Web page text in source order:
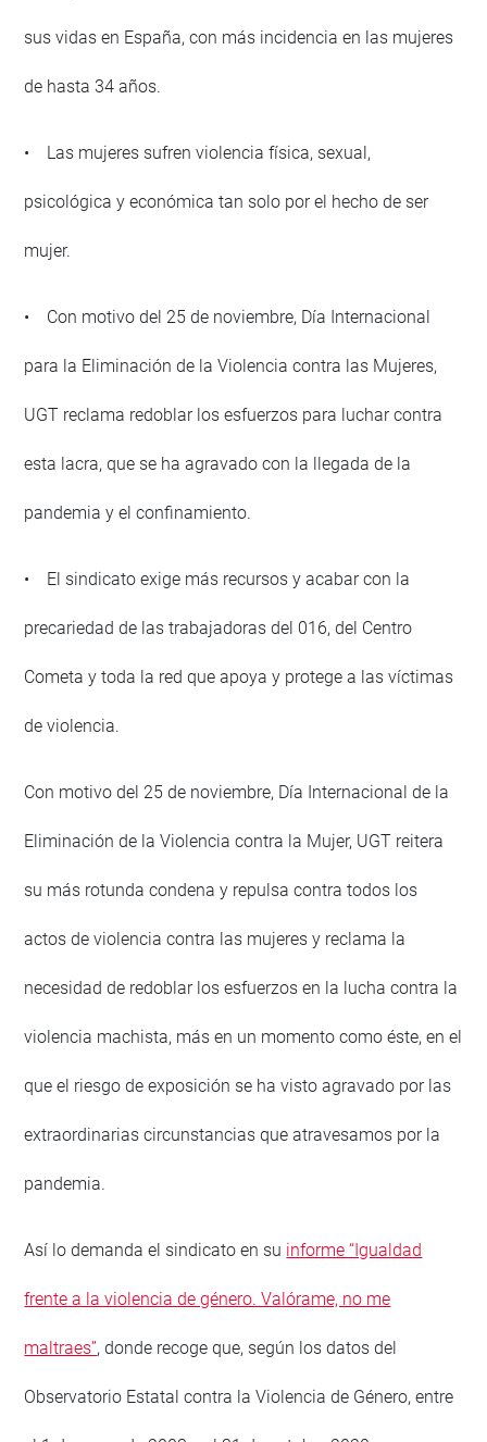
sus vidas en España, con más incidencia en las mujeres
de hasta 34 años.
• Las mujeres sufren violencia física, sexual,
psicológica y económica tan solo por el hecho de ser
mujer.
• Con motivo del 25 de noviembre, Día Internacional
para la Eliminación de la Violencia contra las Mujeres,
UGT reclama redoblar los esfuerzos para luchar contra
esta lacra, que se ha agravado con la llegada de la
pandemia y el confinamiento.
• El sindicato exige más recursos y acabar con la
precariedad de las trabajadoras del 016, del Centro
Cometa y toda la red que apoya y protege a las víctimas
de violencia.
Con motivo del 25 de noviembre, Día Internacional de la
Eliminación de la Violencia contra la Mujer, UGT reitera
su más rotunda condena y repulsa contra todos los
actos de violencia contra las mujeres y reclama la
necesidad de redoblar los esfuerzos en la lucha contra la
violencia machista, más en un momento como éste, en el
que el riesgo de exposición se ha visto agravado por las
extraordinarias circunstancias que atravesamos por la
pandemia.
Así lo demanda el sindicato en su informe “Igualdad
frente a la violencia de género. Valórame, no me
maltraes”, donde recoge que, según los datos del
Observatorio Estatal contra la Violencia de Género, entre